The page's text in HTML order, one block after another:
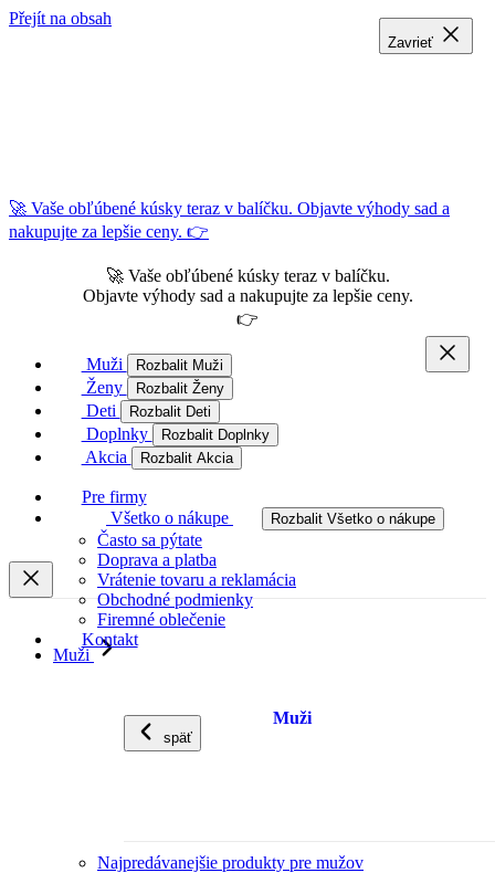
Přejít na obsah
🚀 Vaše obľúbené kúsky teraz v balíčku. Objavte výhody sad a
nakupujte za lepšie ceny. 👉
🚀 Vaše obľúbené kúsky teraz v balíčku.
Objavte výhody sad a nakupujte za lepšie ceny.
👉
Muži Rozbalit Muži
Ženy Rozbalit Ženy
Deti Rozbalit Deti
Doplnky Rozbalit Doplnky
Akcia Rozbalit Akcia
Pre firmy
Všetko o nákupe
Rozbalit Všetko o nákupe
Často sa pýtate
Doprava a platba
Vrátenie tovaru a reklamácia
Obchodné podmienky
Firemné oblečenie
Kontakt
Muži
späť
Muži
Najpredávanejšie produkty pre mužov
Zavrieť
Zavrieť
Zavrieť